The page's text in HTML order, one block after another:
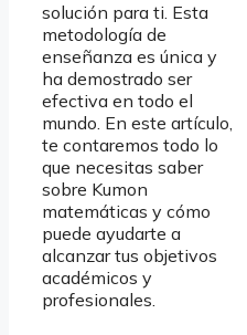
solución para ti. Esta
metodología de
enseñanza es única y
ha demostrado ser
efectiva en todo el
mundo. En este artículo,
te contaremos todo lo
que necesitas saber
sobre Kumon
matemáticas y cómo
puede ayudarte a
alcanzar tus objetivos
académicos y
profesionales.